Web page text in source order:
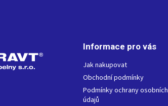
Informace pro vás
Jak nakupovat
Obchodní podmínky
Podmínky ochrany osobních
údajů